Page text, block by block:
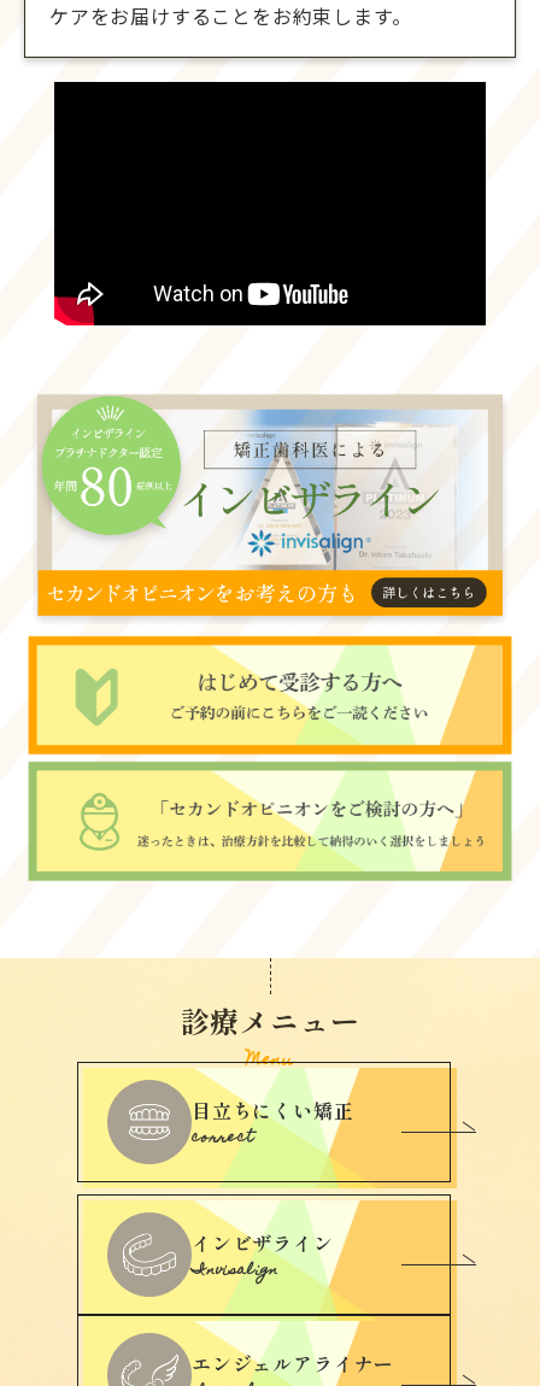
ケアをお届けすることをお約束します。
診療メニュー
Menu
目立ちにくい矯正
correct
インビザライン
Invisalign
エンジェルアライナー